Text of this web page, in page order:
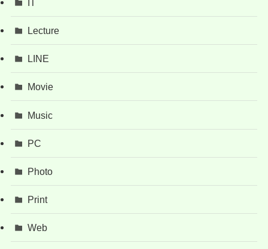
IT
Lecture
LINE
Movie
Music
PC
Photo
Print
Web